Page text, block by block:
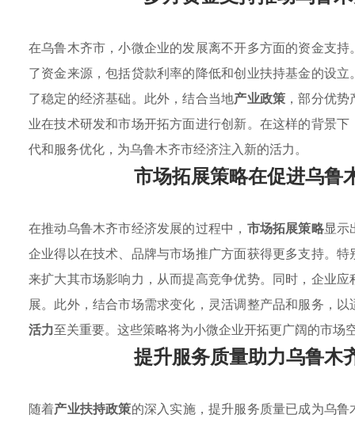
在乌鲁木齐市，小微企业的发展离不开多方面的资金支
了资金来源，包括贷款利率的降低和创业扶持基金的设
了稳定的经济基础。此外，结合当地产业政策 ，部分优
业在技术研发和市场开拓方面进行创新。在这样的背景
代和服务优化，为乌鲁木齐市经济注入新的活力。
市场拓展策略在促进乌鲁
在推动乌鲁木齐市经济发展的过程中， 市场拓展策略显示
企业得以在技术、品牌与市场推广方面获得更多支持。
来扩大其市场影响力，从而提高竞争优势。同时，企业
展。此外，结合市场需求变化，灵活调整产品和服务，
活力至关重要。这些策略将为小微企业开拓更广阔的市场
提升服务质量助力乌鲁木
随着产业扶持政策的深入实施，提升服务质量已成为乌